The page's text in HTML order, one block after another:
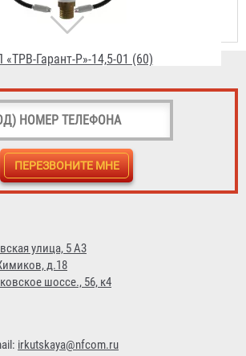
«ТРВ-Гарант-Р»-14,5-01 (60)
314 600 ₽
улица, 5 А3
д.18
шоссе., 56, к4
irkutskaya@nfcom.ru